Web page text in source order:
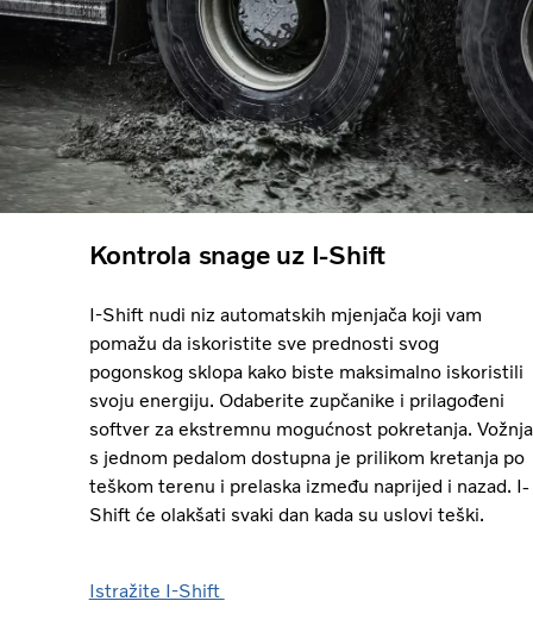
Kontrola snage uz I-Shift
I-Shift nudi niz automatskih mjenjača koji vam
pomažu da iskoristite sve prednosti svog
pogonskog sklopa kako biste maksimalno iskoristili
svoju energiju. Odaberite zupčanike i prilagođeni
softver za ekstremnu mogućnost pokretanja. Vožnja
s jednom pedalom dostupna je prilikom kretanja po
teškom terenu i prelaska između naprijed i nazad. I-
Shift će olakšati svaki dan kada su uslovi teški.
Istražite I-Shift